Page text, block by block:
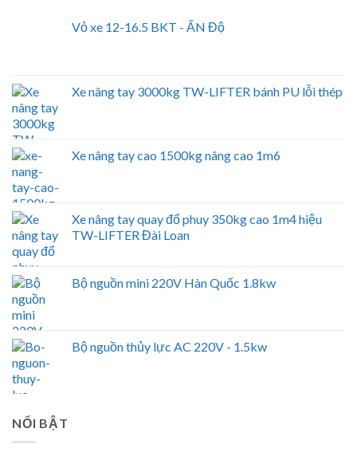
Vỏ xe 12-16.5 BKT - ẤN Độ
Xe nâng tay 3000kg TW-LIFTER bánh PU lỗi thép
Xe nâng tay cao 1500kg nâng cao 1m6
Xe nâng tay quay đổ phuy 350kg cao 1m4 hiệu
TW-LIFTER Đài Loan
Bộ nguồn mini 220V Hàn Quốc 1.8kw
Bộ nguồn thủy lực AC 220V - 1.5kw
NỔI BẬT